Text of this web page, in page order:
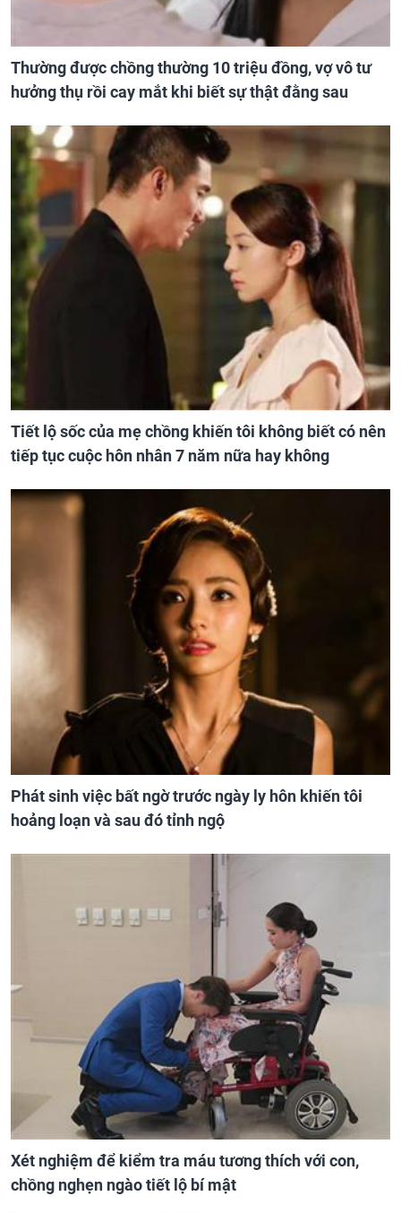
Thường được chồng thường 10 triệu đồng, vợ vô tư
hưởng thụ rồi cay mắt khi biết sự thật đằng sau
Tiết lộ sốc của mẹ chồng khiến tôi không biết có nên
tiếp tục cuộc hôn nhân 7 năm nữa hay không
Phát sinh việc bất ngờ trước ngày ly hôn khiến tôi
hoảng loạn và sau đó tỉnh ngộ
Xét nghiệm để kiểm tra máu tương thích với con,
chồng nghẹn ngào tiết lộ bí mật